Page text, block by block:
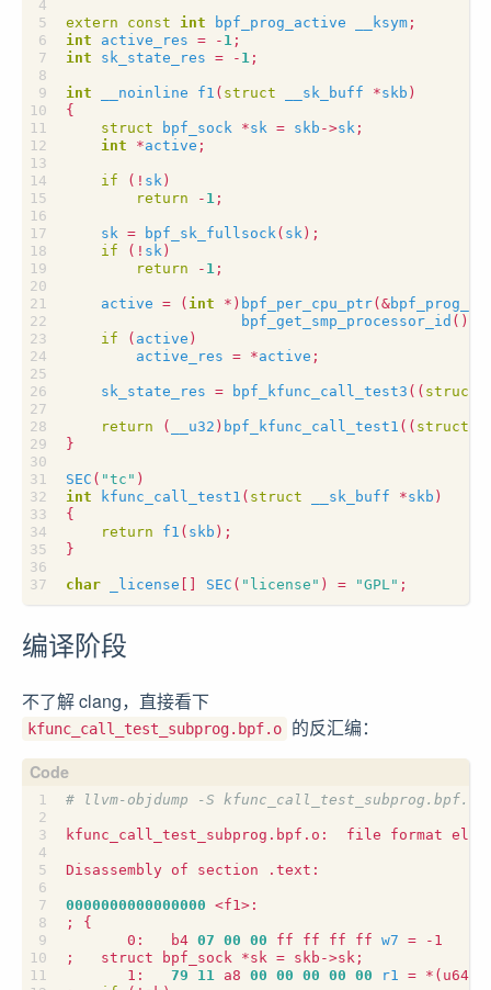
extern const int bpf_prog_active __ksym ;
int
active_res = - 1 ;
int
sk_state_res = - 1 ;
int __noinline f1 ( struct __sk_buff *skb )
{
struct
bpf_sock *sk = skb ->sk ;
int
*active ;
if ( ! sk )
return
- 1 ;
sk = bpf_sk_fullsock ( sk );
if
( ! sk )
return
- 1 ;
active = ( int * ) bpf_per_cpu_ptr( &
bpf_get_smp_processor_id ());
if
( active )
active_res = *active ;
sk_state_res = bpf_kfunc_call_test3 (( struct
return ( __u32 ) bpf_kfunc_call_test1 (( struct
}
SEC ( "tc" )
int
kfunc_call_test1 ( struct __sk_buff *skb )
{
return
f1 ( skb );
}
char _license SEC ( "license" ) = "GPL" ;
编译阶段
不了解 clang，直接看下
kfunc_call_test_subprog.bpf.o 的反汇编：
# llvm-objdump -S kfunc_call_test_subprog.bpf.o
0000000000000000
;
{
       0:   b4
07 00 00 ff ff ff ff w7 =
;
   struct bpf_sock *sk
= skb->sk ;
       1:
79 11 a8 00 00 00 00 00 r1 = * ( u64 *